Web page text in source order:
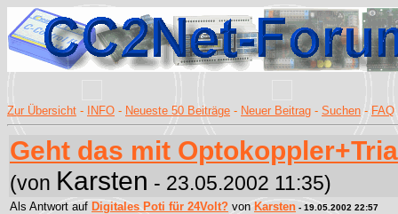
Zur Übersicht - INFO - Neueste 50 Beiträge - Neuer Beitrag - Suchen - FAQ
Geht das mit
(von Karsten - 23.05.2002 11:35)
Als Antwort auf Digitales Poti für 24Volt? von Karsten - 19.05.2002 22:57